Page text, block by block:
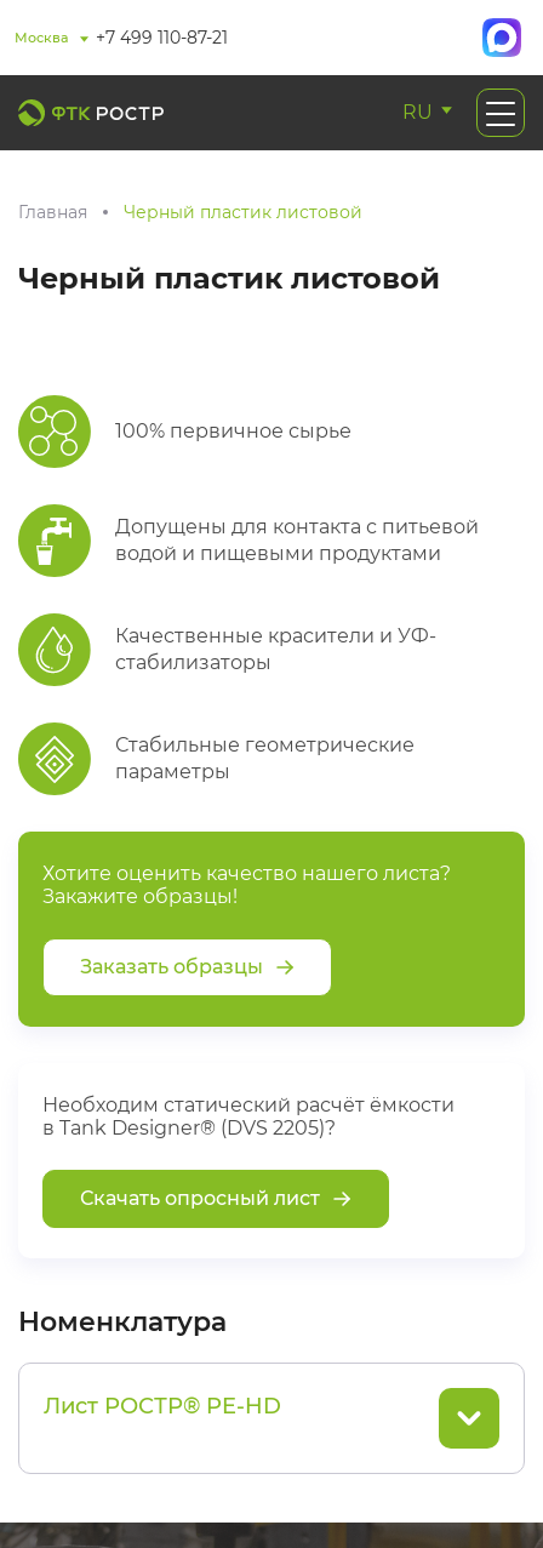
Москва +7 499 110-87-21
RU
Главная Черный пластик листовой
Черный пластик листовой
100% первичное сырье
Допущены для контакта с питьевой
водой и пищевыми продуктами
Качественные красители и УФ-
стабилизаторы
Стабильные геометрические
параметры
Хотите оценить качество нашего листа?
Закажите образцы!
Заказать образцы
Необходим статический расчёт ёмкости
в Tank Designer® (DVS 2205)?
Скачать опросный лист
Номенклатура
Лист РОСТР® PE-HD